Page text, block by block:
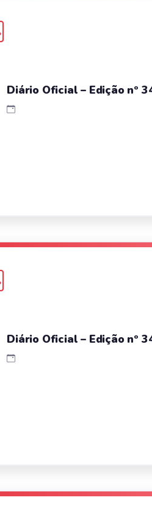
Diário Oficial – Edição nº
Diário Oficial – Edição nº